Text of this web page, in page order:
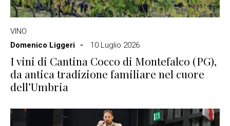
VINO
Domenico Liggeri
10 Luglio 2026
I vini di Cantina Cocco di Montefalco (PG),
da antica tradizione familiare nel cuore
dell’Umbria